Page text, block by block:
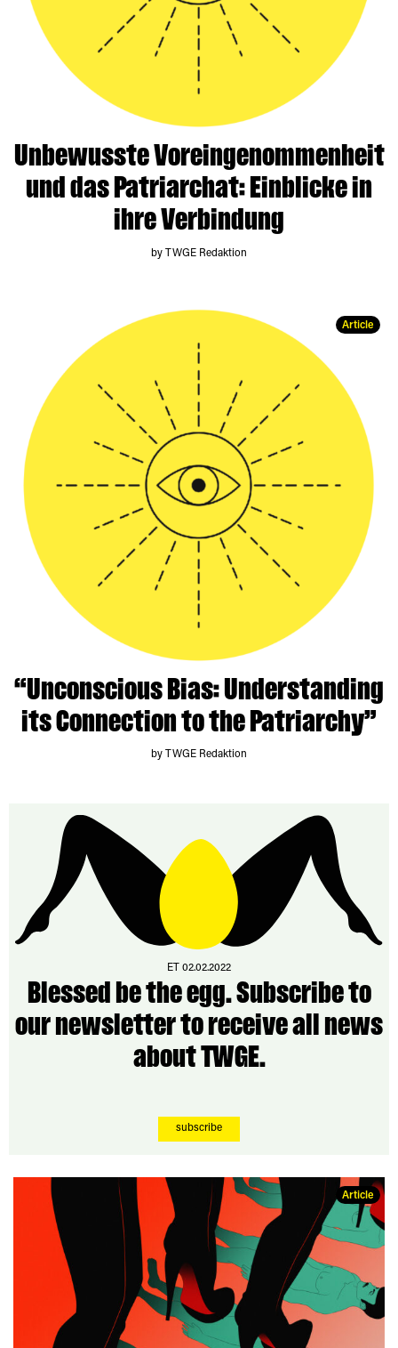
Unbewusste Voreingenommenheit
und das Patriarchat: Einblicke in
ihre Verbindung
by TWGE Redaktion
Article
“Unconscious Bias: Understanding
its Connection to the Patriarchy”
by TWGE Redaktion
ET 02.02.2022
Blessed be the egg. Subscribe to
our newsletter to receive all news
about TWGE.
subscribe
Article